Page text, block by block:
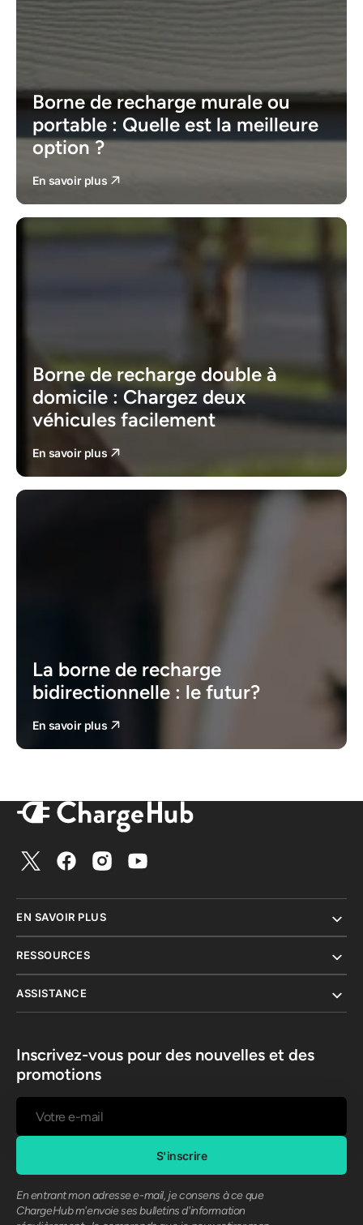
Borne de recharge murale ou
portable : Quelle est la meilleure
option ?
En savoir plus
Borne de recharge double à
domicile : Chargez deux
véhicules facilement
En savoir plus
La borne de recharge
bidirectionnelle : le futur?
En savoir plus
TwitterFacebookInstagramYouTube
EN SAVOIR PLUS
RESSOURCES
ASSISTANCE
Inscrivez-vous pour des nouvelles et des
promotions
Votre
mail
S'inscrire
En entrant mon adresse e-mail, je consens à ce que
ChargeHub m'envoie ses bulletins d'information